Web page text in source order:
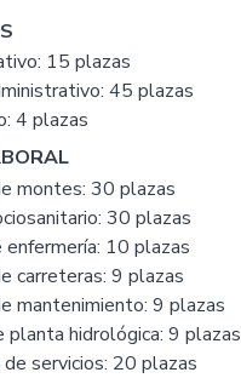
15 plazas
45 plazas
4 plazas
montes: 30 plazas
30 plazas
enfermería: 10 plazas
carreteras: 9 plazas
mantenimiento: 9 plazas
planta hidrológica: 9 plazas
servicios: 20 plazas